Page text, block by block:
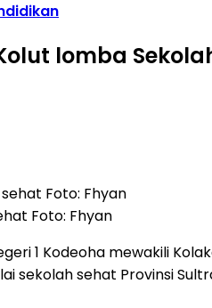
lomba
Foto: Fhyan
1 Kodeoha mewakili
sekolah sehat Provinsi